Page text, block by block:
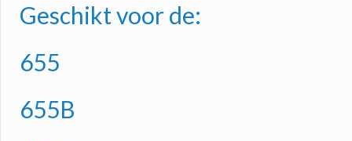
Geschikt voor de:
655
655B